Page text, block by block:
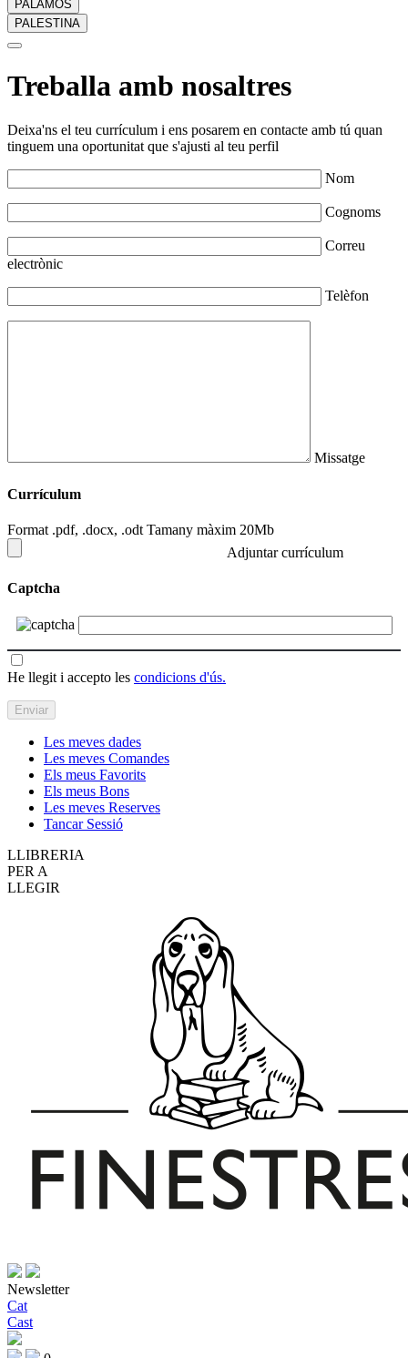
PALAMÓS
PALESTINA
Treballa amb nosaltres
Deixa'ns el teu currículum i ens posarem en contacte amb tú quan
tinguem una oportunitat que s'ajusti al teu perfil
Nom
Cognoms
Correu
electrònic
Telèfon
Missatge
Currículum
Format .pdf, .docx, .odt Tamany màxim 20Mb
Adjuntar currículum
Captcha
He llegit i accepto les condicions d'ús.
Les meves dades
Les meves Comandes
Els meus Favorits
Els meus Bons
Les meves Reserves
Tancar Sessió
LLIBRERIA
PER A
LLEGIR
Newsletter
Cat
Cast